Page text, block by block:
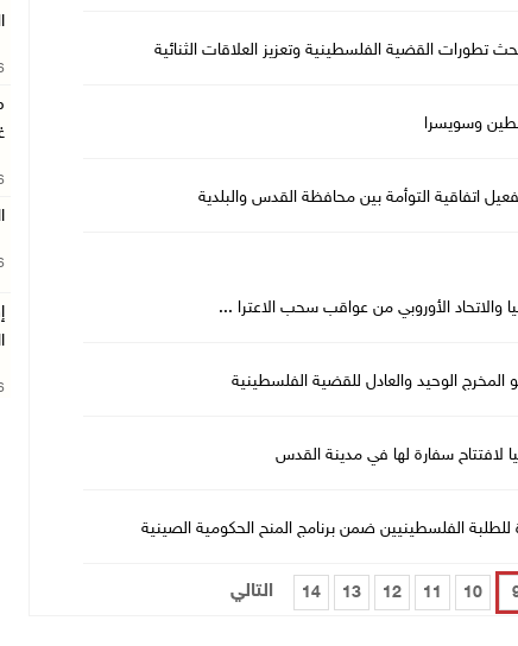
تطورات القضية الفلسطينية وتعزيز العلاقات الثنائية
وسويسرا
اتفاقية التوأمة بين محافظة القدس والبلدية
والاتحاد الأوروبي من عواقب سحب الاعترا ...
الوحيد والعادل للقضية الفلسطينية
لافتتاح سفارة لها في مدينة القدس
10
11
12
13
14 التالي